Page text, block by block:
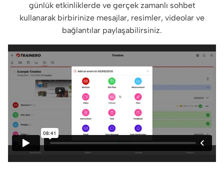
günlük etkinliklerde ve gerçek zamanlı sohbet
kullanarak birbirinize mesajlar, resimler, videolar ve
bağlantılar paylaşabilirsiniz.